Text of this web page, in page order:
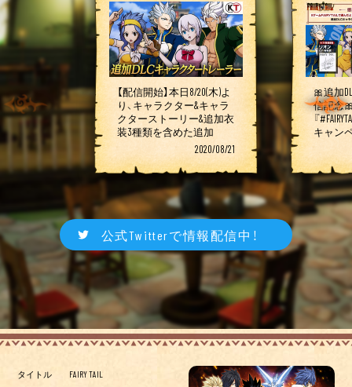
【配信開始】本日8/20(木)よ
り、キャラクター&キャラ
クターストーリー&追加衣
装3種類を含めた追加
DLC「仲間加入セット」の
「リオン」「レビィ」配信開
始！さらに9/3(木)配信予定
「リサーナ&エルフマン」を
加えた映像「追加DLCキャ
ラクタートレーラー」を公
#Fairytail #FT
https://t.co/MSwgcucTgc
2020/08/21
🎀追加
信記念
『
キャン
4名の
名様に🎁
フォロ
て、9/6
ート #
伊瀬茉
https://
公式Twitterで情報配信中！
タイトル
FAIRY TAIL